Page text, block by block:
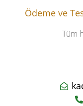
Ödeme ve
Tüm